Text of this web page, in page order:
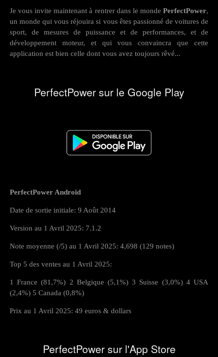
Je vous invite maintenant à rentrer dans le monde PerfectPower,
un monde qui vous réjouira si vous êtes passionné de voitures de
sport, de mesures de puissance et de performances, et de
développement moteur, et qui vous convaincra que cette
application est bien celle dont vous avez toujours rêvé...
PerfectPower sur le Google Play
PerfectPower Androïd
Date de sortie initiale: 9 Août 2014
Version au 1 Avril 2025: 7.1.2
Note moyenne (/5) au 1 Avril 2025: 4,698 (129 notes)
Top 5 des ventes au 1 Avril 2025:
1 France (81,7%) 2 Belgique (5,1%) 3 Suisse (3,0%) 4 USA
(2,4%) 5 Canada (0,8%)
Prix au 1 Avril 2025: 49 euros & dollars
PerfectPower sur l'App Store